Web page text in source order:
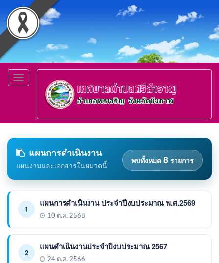
Toggle
navigation
แผนการดำเนินงาน
แผนงานและเอกสารในหมวดนี้
พบทั้งหมด 8 รายการ
1
แผนการดำเนินงาน ประจำปีงบประมาณ พ.ศ.2569
10 ต.ค. 2568
2
แผนดำเนินงานประจำปีงบประมาณ 2567
24 ต.ค. 2566